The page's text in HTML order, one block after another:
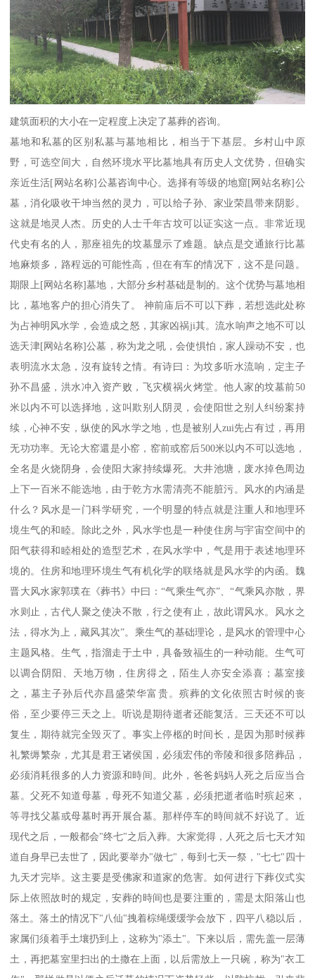
建筑面积的大小在一定程度上决定了墓葬的咨询。
墓地和私墓的区别私墓与墓地相比，相当于下基层。乡村山中原
野，可选空间大，自然环境水平比墓地具有历史人文优势，但确实
亲近生活[网站名称]公墓咨询中心。选择有等级的地窟[网站名称]公
墓，消化吸收干坤当然的灵力，可以给子孙、家业荣昌带来阴影。
这就是地灵人杰。历史的人士千年古坟可以证实这一点。非常近现
代史有名的人，那座祖先的坟墓显示了难题。缺点是交通旅行比墓
地麻烦多，路程远的可能性高，但在有车的情况下，这不是问题。
期限上[网站名称]墓地，大部分乡村基础是制的。这个优势与墓地相
比，墓地客户的担心消失了。 神前庙后不可以下葬，若想选此处称
为占神明风水学，会造成之怒，其家凶祸ji其。流水响声之地不可以
选天津[网站名称]公墓，称为龙之吼，会使惧怕，家人躁动不安，也
表明流水太急，沒有旋转之情。有诗曰：为坟多听水流响，定主子
孙不昌盛，洪水冲入资产败，飞灾横祸火烤堂。他人家的坟墓前50
米以内不可以选择地，这叫欺别人阴灵，会使阳世之别人纠纷案持
续，心神不安，纵使的风水学之地，也是被别人zui先占有过，再用
无功功率。无论大窑還是小窑，窑前或窑后500米以内不可以选地，
全名是火烧阴身，会使阳大家持续爆死。大井池塘，废水掉色周边
上下一百米不能选地，由于乾方水需清亮不能脏污。风水的内涵是
什么？风水是一门科学研究，一个明显的特点就是注重人和地理环
境生气的和睦。除此之外，风水学也是一种使住房与宇宙空间中的
阳气获得和睦相处的造型艺术，在风水学中，气是用于表述地理环
境的。住房和地理环境生气有机化学的联络就是风水学的内函。魏
晋大风水家郭璞在《葬书》中曰：“气乘生气亦”、“气乘风亦散，界
水则止，古代人聚之使决不散，行之使有止，故此谓风水。风水之
法，得水为上，藏风其次”。乘生气的基础理论，是风水的管理中心
主题风格。生气，指溜走于土中，具备致福生的一种动能。生气可
以调合阴阳、天地万物，住房得之，陌生人亦安全添喜；墓室接
之，墓主子孙后代亦昌盛荣华富贵。殡葬的文化依照古时候的丧
俗，至少要停三天之上。听说是期待逝者还能复活。三天还不可以
复生，期待就完全毁灭了。事实上停柩的时间长，是因为那时候葬
礼繁缛繁杂，尤其是君王诸侯国，必须宏伟的帝陵和很多陪葬品，
必须消耗很多的人力资源和時间。此外，爸爸妈妈人死之后应当合
墓。父死不知道母墓，母死不知道父墓，必须把逝者临时殡起來，
等寻找父墓或母墓时再开展合墓。那样停车的時间就不好说了。近
现代之后，一般都会"终七"之后入葬。大家觉得，人死之后七天才知
道自身早已去世了，因此要举办"做七"，每到七天一祭，"七七"四十
九天才完毕。这主要是受佛家和道家的危害。如何进行下葬仪式实
际上依照故时的规定，安葬的時间也是要注重的，需是太阳落山也
落土。落土的情况下"八仙"拽着棕绳缓缓学会放下，四平八稳以后，
家属们须着手土壤扔到上，这称为"添土"。下来以后，需先盖一层薄
土，再把墓室里扫出的土撒在上面，以后需放上一只碗，称为"衣工